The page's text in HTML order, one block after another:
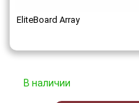
EliteBoard Array
В наличии